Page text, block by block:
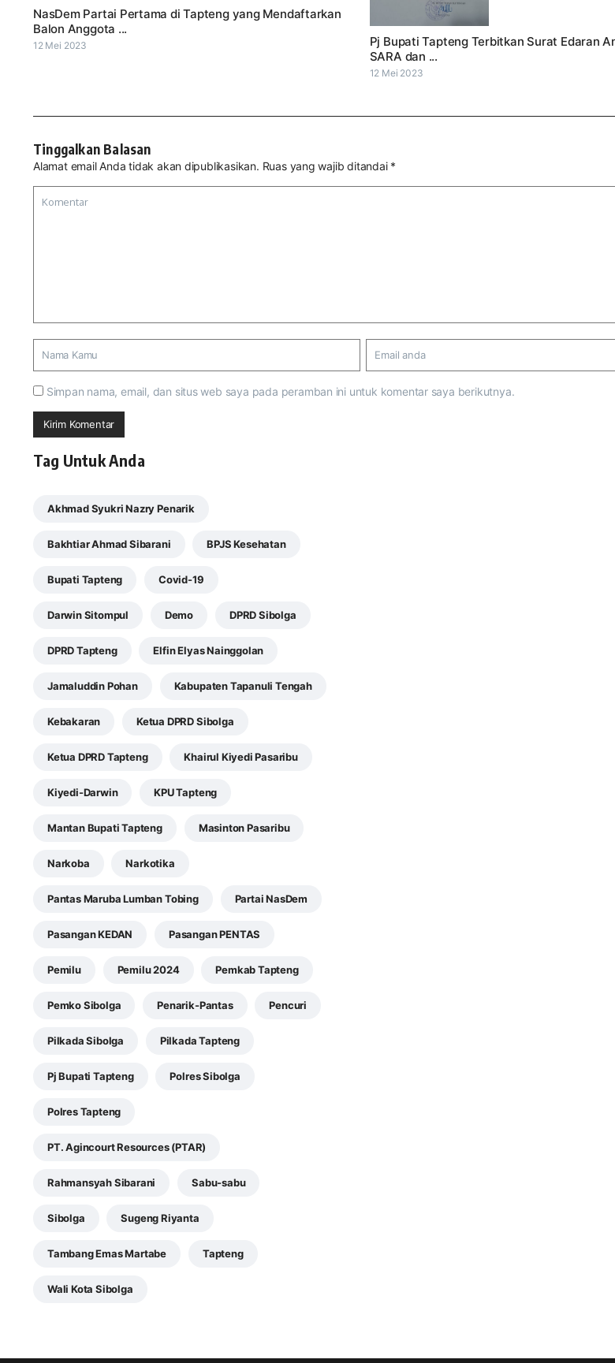
NasDem Partai Pertama di Tapteng yang Mendaftarkan
Balon Anggota ...
12 Mei 2023
Pj Bupati Tapteng Terbitkan Surat Edaran
SARA dan ...
12 Mei 2023
Tinggalkan Balasan
Alamat email Anda tidak akan dipublikasikan. Ruas yang wajib ditandai *
Simpan nama, email, dan situs web saya pada peramban ini untuk komentar saya berikutnya.
Tag Untuk Anda
Akhmad Syukri Nazry Penarik
Bakhtiar Ahmad Sibarani BPJS Kesehatan
Bupati Tapteng Covid-19
Darwin Sitompul Demo DPRD Sibolga
DPRD Tapteng Elfin Elyas Nainggolan
Jamaluddin Pohan Kabupaten Tapanuli Tengah
Kebakaran Ketua DPRD Sibolga
Ketua DPRD Tapteng Khairul Kiyedi Pasaribu
Kiyedi-Darwin KPU Tapteng
Mantan Bupati Tapteng Masinton Pasaribu
Narkoba Narkotika
Pantas Maruba Lumban Tobing Partai NasDem
Pasangan KEDAN Pasangan PENTAS
Pemilu Pemilu 2024 Pemkab Tapteng
Pemko Sibolga Penarik-Pantas Pencuri
Pilkada Sibolga Pilkada Tapteng
Pj Bupati Tapteng Polres Sibolga
Polres Tapteng
PT. Agincourt Resources (PTAR)
Rahmansyah Sibarani Sabu-sabu
Sibolga Sugeng Riyanta
Tambang Emas Martabe Tapteng
Wali Kota Sibolga